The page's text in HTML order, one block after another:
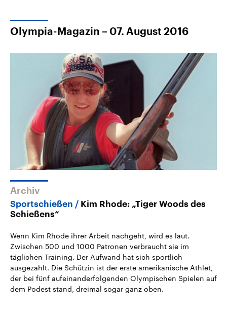
Olympia-Magazin – 07. August 2016
Archiv
Sportschießen
Kim Rhode: „Tiger Woods des
Schießens“
Wenn Kim Rhode ihrer Arbeit nachgeht, wird es laut.
Zwischen 500 und 1000 Patronen verbraucht sie im
täglichen Training. Der Aufwand hat sich sportlich
ausgezahlt. Die Schützin ist der erste amerikanische Athlet,
der bei fünf aufeinanderfolgenden Olympischen Spielen auf
dem Podest stand, dreimal sogar ganz oben.